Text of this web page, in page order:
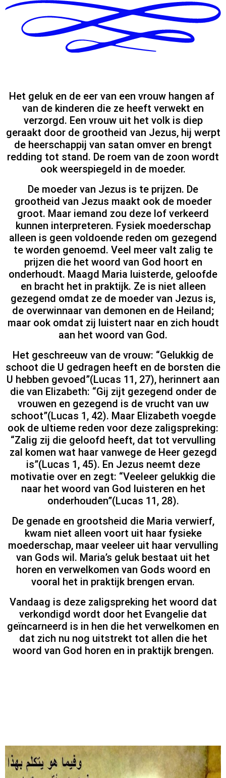
Het geluk en de eer van een vrouw hangen af ​​
van de kinderen die ze heeft verwekt en
verzorgd. Een vrouw uit het volk is diep
geraakt door de grootheid van Jezus, hij werpt
de heerschappij van satan omver en brengt
redding tot stand. De roem van de zoon wordt
ook weerspiegeld in de moeder.
De moeder van Jezus is te prijzen. De
grootheid van Jezus maakt ook de moeder
groot. Maar iemand zou deze lof verkeerd
kunnen interpreteren. Fysiek moederschap
alleen is geen voldoende reden om gezegend
te worden genoemd. Veel meer valt zalig te
prijzen die het woord van God hoort en
onderhoudt. Maagd Maria luisterde, geloofde
en bracht het in praktijk. Ze is niet alleen
gezegend omdat ze de moeder van Jezus is,
de overwinnaar van demonen en de Heiland;
maar ook omdat zij luistert naar en zich houdt
aan het woord van God.
Het geschreeuw van de vrouw: “Gelukkig de
schoot die U gedragen heeft en de borsten die
U hebben gevoed”(Lucas 11, 27), herinnert aan
die van Elizabeth: “Gij zijt gezegend onder de
vrouwen en gezegend is de vrucht van uw
schoot”(Lucas 1, 42). Maar Elizabeth voegde
ook de ultieme reden voor deze zaligspreking:
“Zalig zij die geloofd heeft, dat tot vervulling
zal komen wat haar vanwege de Heer gezegd
is”(Lucas 1, 45). En Jezus neemt deze
motivatie over en zegt: “Veeleer gelukkig die
naar het woord van God luisteren en het
onderhouden”(Lucas 11, 28).
De genade en grootsheid die Maria verwierf,
kwam niet alleen voort uit haar fysieke
moederschap, maar veeleer uit haar vervulling
van Gods wil. Maria’s geluk bestaat uit het
horen en verwelkomen van Gods woord en
vooral het in praktijk brengen ervan.
Vandaag is deze zaligspreking het woord dat
verkondigd wordt door het Evangelie dat
geïncarneerd is in hen die het verwelkomen en
dat zich nu nog uitstrekt tot allen die het
woord van God horen en in praktijk brengen.